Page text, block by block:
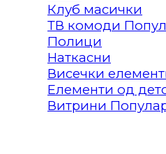
Клуб масички
ТВ комоди
Полици
Наткасни
Висечки
Елементи од
Витрини